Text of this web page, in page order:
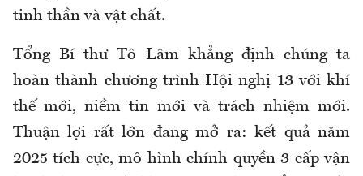
tinh thần và vật chất.
Tổng Bí thư Tô Lâm khẳng định chúng ta
hoàn thành chương trình Hội nghị 13 với khí
thế mới, niềm tin mới và trách nhiệm mới.
Thuận lợi rất lớn đang mở ra: kết quả năm
2025 tích cực, mô hình chính quyền 3 cấp vận